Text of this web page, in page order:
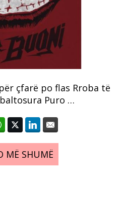
çfarë po flas Rroba të
Puro …
MË SHUMË